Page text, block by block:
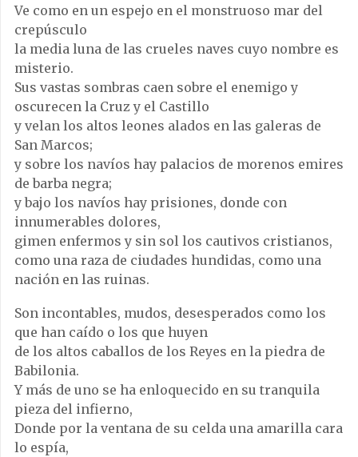
Ve como en un espejo en el monstruoso mar del
crepúsculo
la media luna de las crueles naves cuyo nombre es
misterio.
Sus vastas sombras caen sobre el enemigo y
oscurecen la Cruz y el Castillo
y velan los altos leones alados en las galeras de
San Marcos;
y sobre los navíos hay palacios de morenos emires
de barba negra;
y bajo los navíos hay prisiones, donde con
innumerables dolores,
gimen enfermos y sin sol los cautivos cristianos,
como una raza de ciudades hundidas, como una
nación en las ruinas.
Son incontables, mudos, desesperados como los
que han caído o los que huyen
de los altos caballos de los Reyes en la piedra de
Babilonia.
Y más de uno se ha enloquecido en su tranquila
pieza del infierno,
Donde por la ventana de su celda una amarilla cara
lo espía,